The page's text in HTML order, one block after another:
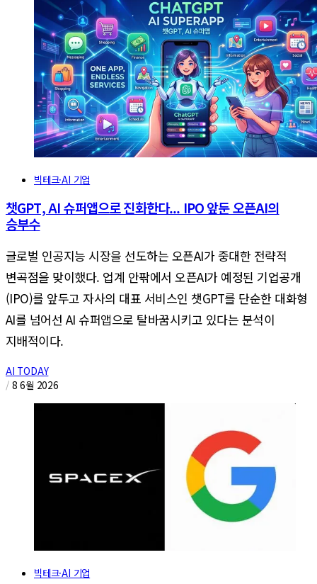
빅테크·AI 기업
챗GPT, AI 슈퍼앱으로 진화한다... IPO 앞둔 오픈AI의
승부수
글로벌 인공지능 시장을 선도하는 오픈AI가 중대한 전략적
변곡점을 맞이했다. 업계 안팎에서 오픈AI가 예정된 기업공개
(IPO)를 앞두고 자사의 대표 서비스인 챗GPT를 단순한 대화형
AI를 넘어선 AI 슈퍼앱으로 탈바꿈시키고 있다는 분석이
지배적이다.
AI TODAY
/ 8 6월 2026
빅테크·AI 기업